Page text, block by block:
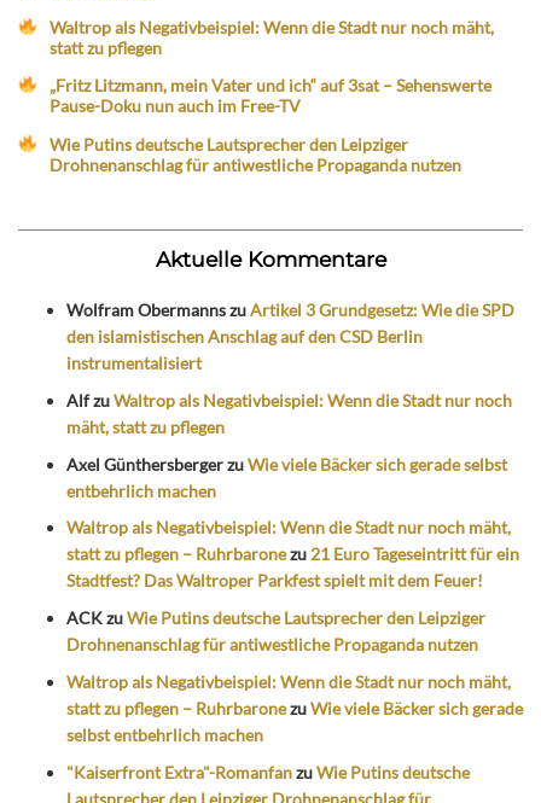
Waltrop als Negativbeispiel: Wenn die Stadt nur noch mäht,
statt zu pflegen
„Fritz Litzmann, mein Vater und ich“ auf 3sat – Sehenswerte
Pause-Doku nun auch im Free-TV
Wie Putins deutsche Lautsprecher den Leipziger
Drohnenanschlag für antiwestliche Propaganda nutzen
Aktuelle Kommentare
Wolfram ObermannszuArtikel 3 Grundgesetz: Wie die SPD
den islamistischen Anschlag auf den CSD Berlin
instrumentalisiert
AlfzuWaltrop als Negativbeispiel: Wenn die Stadt nur noch
mäht, statt zu pflegen
Axel GünthersbergerzuWie viele Bäcker sich gerade selbst
entbehrlich machen
Waltrop als Negativbeispiel: Wenn die Stadt nur noch mäht,
statt zu pflegen – Ruhrbaronezu21 Euro Tageseintritt für ein
Stadtfest? Das Waltroper Parkfest spielt mit dem Feuer!
ACKzuWie Putins deutsche Lautsprecher den Leipziger
Drohnenanschlag für antiwestliche Propaganda nutzen
Waltrop als Negativbeispiel: Wenn die Stadt nur noch mäht,
statt zu pflegen – RuhrbaronezuWie viele Bäcker sich gerade
selbst entbehrlich machen
"Kaiserfront Extra"-RomanfanzuWie Putins deutsche
Lautsprecher den Leipziger Drohnenanschlag für